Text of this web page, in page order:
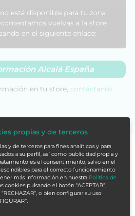
especialidad de medicina enfocada
de los pacientes que van a
quirúrgicoy otros que pueden
Los profesionales sanitarios
está disponible para tu zona
vuelvas a la store
en el siguiente enlace:
Alcalá España
en tu store, contáctanos
propias y de terceros
y de terceros para fines analíticos y para
a su perfil, así como publicidad propia y
es el consentimiento, salvo en el
para el correcto funcionamiento
más información en nuestra Política de
cookies pulsando el botón “ACEPTAR”,
o bien configurar su uso